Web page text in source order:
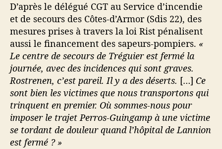
D’après le délégué CGT au Service d’incendie
et de secours des Côtes-d’Armor (Sdis 22), des
mesures prises à travers la loi Rist pénalisent
aussi le financement des sapeurs-pompiers. «
Le centre de secours de Tréguier est fermé la
journée, avec des incidences qui sont graves.
Rostrenen, c’est pareil. Il y a des déserts. […] Ce
sont bien les victimes que nous transportons qui
trinquent en premier. Où sommes-nous pour
imposer le trajet Perros-Guingamp à une victime
se tordant de douleur quand l’hôpital de Lannion
est fermé ? »